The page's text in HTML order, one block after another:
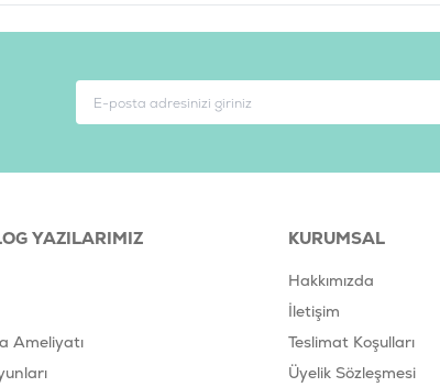
YAZILARIMIZ
Ameliyatı
KURUMSAL
Hakkımızda
İletişim
Teslimat Koşulları
Üyelik Sözleşmesi